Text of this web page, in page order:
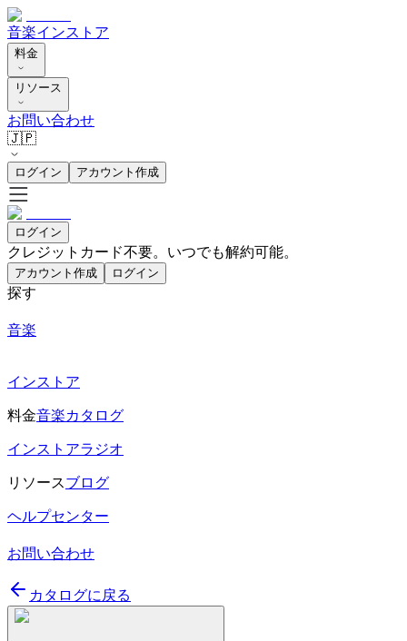
音楽インストア
料金
リソース
お問い合わせ
🇯🇵
ログイン アカウント作成
ログイン
クレジットカード不要。いつでも解約可能。
アカウント作成 ログイン
探す
音楽
インストア
料金音楽カタログ
インストアラジオ
リソースブログ
ヘルプセンター
お問い合わせ
カタログに戻る